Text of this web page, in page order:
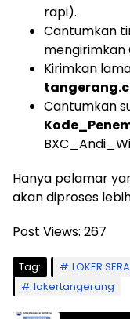
rapi).
Cantumkan
mengirimkan
Kirimkan
Cantumkan
Hanya pelamar
akan diproses
Post Views: 267
Tag: LOKER
lokertangerang